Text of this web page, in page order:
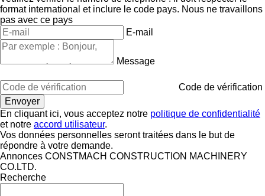
format international et inclure le code pays. Nous ne travaillons
pas avec ce pays
E-mail
Message
Code de vérification
En cliquant ici, vous acceptez notre politique de confidentialité
et notre accord utilisateur.
Vos données personnelles seront traitées dans le but de
répondre à votre demande.
Annonces CONSTMACH CONSTRUCTION MACHINERY
CO.LTD.
Recherche